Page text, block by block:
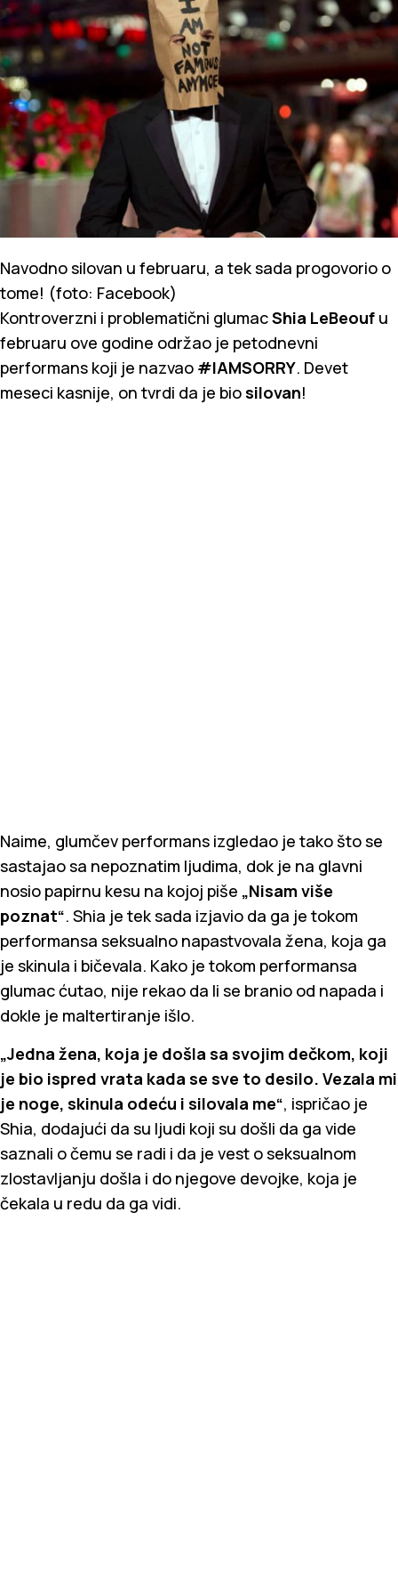
Navodno silovan u februaru, a tek sada progovorio o
tome! (foto: Facebook)
Kontroverzni i problematični glumacShia LeBeouf u
februaru ove godine održao je petodnevni
performans koji je nazvao #IAMSORRY. Devet
meseci kasnije, on tvrdi da je biosilovan!
Naime, glumčev performans izgledao je tako što se
sastajao sa nepoznatim ljudima, dok je na glavni
nosio papirnu kesu na kojoj piše „Nisam više
poznat“. Shia je tek sada izjavio da ga je tokom
performansa seksualno napastvovala žena, koja ga
je skinula i bičevala. Kako je tokom performansa
glumac ćutao, nije rekao da li se branio od napada i
dokle je maltertiranje išlo.
„Jedna žena, koja je došla sa svojim dečkom, koji
je bio ispred vrata kada se sve to desilo. Vezala mi
je noge, skinula odeću i silovala me“, ispričao je
Shia, dodajući da su ljudi koji su došli da ga vide
saznali o čemu se radi i da je vest o seksualnom
zlostavljanju došla i do njegove devojke, koja je
čekala u redu da ga vidi.